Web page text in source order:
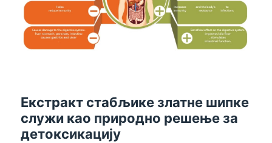
Екстракт стабљике златне шипке
служи као природно решење за
детоксикацију